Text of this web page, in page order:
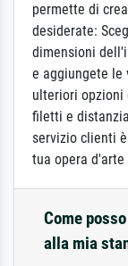
permette di
desiderate:
dimensioni
e aggiungete le
ulteriori opzioni
filetti e
servizio clienti
tua opera
Come
alla mia